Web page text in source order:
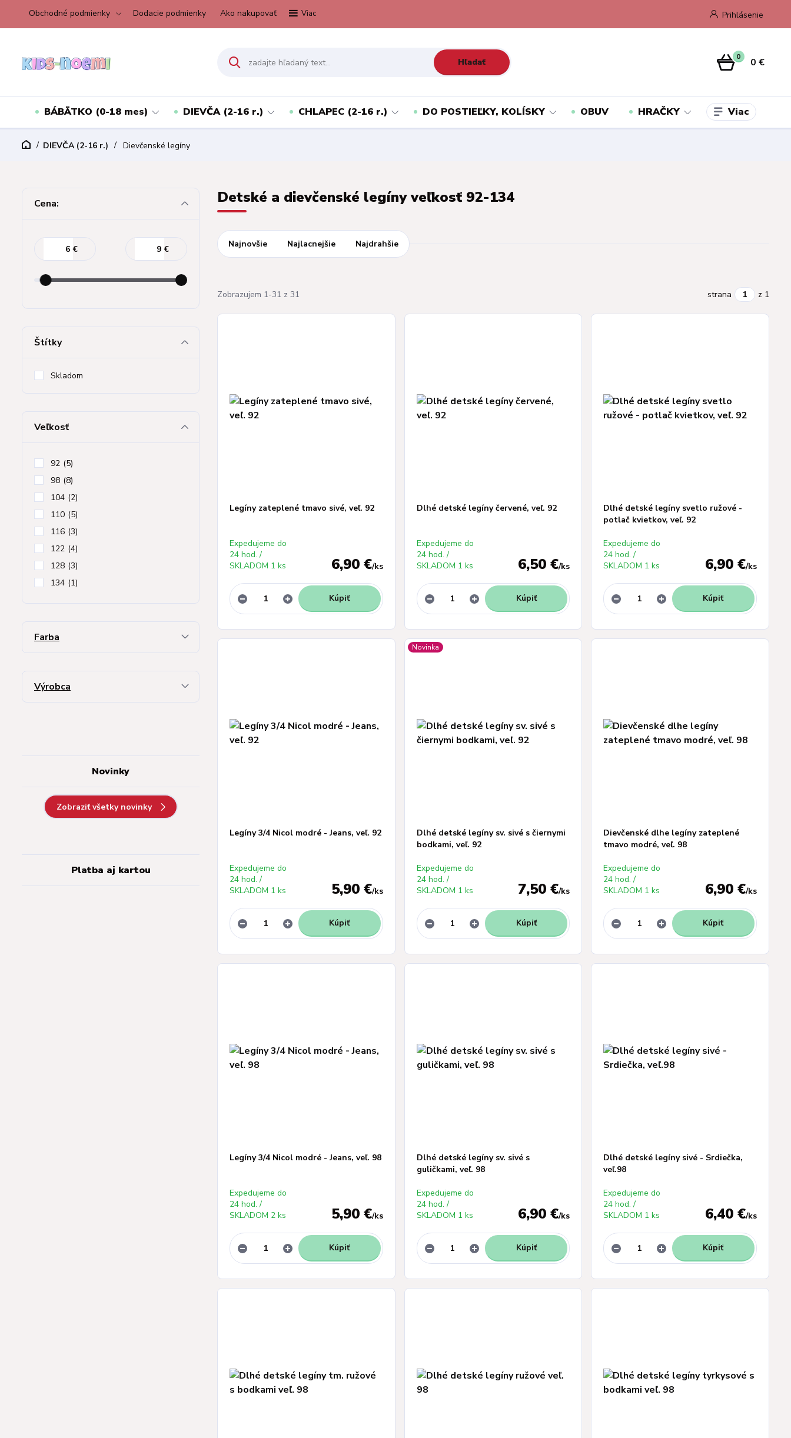
Obchodné podmienky Dodacie podmienky Ako nakupovať Viac Prihlásenie
Hľadať 0 0 €
BÁBÄTKO (0-18 mes) DIEVČA (2-16 r.) CHLAPEC (2-16 r.) DO POSTIEĽKY, KOLÍSKY OBUV HRAČKY Viac
DIEVČA (2-16 r.) Dievčenské legíny
Detské a dievčenské legíny veľkosť 92-134
Najnovšie Najlacnejšie Najdrahšie
Zobrazujem 1-31 z 31 strana z 1
Legíny zateplené tmavo sivé, veľ. 92
6,90 €/ks
Expedujeme do
24 hod. /
SKLADOM 1 ks
Kúpiť
Dlhé detské legíny červené, veľ. 92
6,50 €/ks
Expedujeme do
24 hod. /
SKLADOM 1 ks
Kúpiť
Dlhé detské legíny svetlo ružové -
potlač kvietkov, veľ. 92
6,90 €/ks
Expedujeme do
24 hod. /
SKLADOM 1 ks
Kúpiť
Legíny 3/4 Nicol modré - Jeans, veľ. 92
5,90 €/ks
Expedujeme do
24 hod. /
SKLADOM 1 ks
Kúpiť
Novinka
Dlhé detské legíny sv. sivé s čiernymi
bodkami, veľ. 92
7,50 €/ks
Expedujeme do
24 hod. /
SKLADOM 1 ks
Kúpiť
Dievčenské dlhe legíny zateplené
tmavo modré, veľ. 98
6,90 €/ks
Expedujeme do
24 hod. /
SKLADOM 1 ks
Kúpiť
Legíny 3/4 Nicol modré - Jeans, veľ. 98
5,90 €/ks
Expedujeme do
24 hod. /
SKLADOM 2 ks
Kúpiť
Dlhé detské legíny sv. sivé s
guličkami, veľ. 98
6,90 €/ks
Expedujeme do
24 hod. /
SKLADOM 1 ks
Kúpiť
Dlhé detské legíny sivé - Srdiečka,
veľ.98
6,40 €/ks
Expedujeme do
24 hod. /
SKLADOM 1 ks
Kúpiť
Cena:
€ €
Štítky
Skladom
Veľkosť
92 (5)
98 (8)
104 (2)
110 (5)
116 (3)
122 (4)
128 (3)
134 (1)
Farba
Výrobca
Novinky
Zobraziť všetky novinky
Platba aj kartou